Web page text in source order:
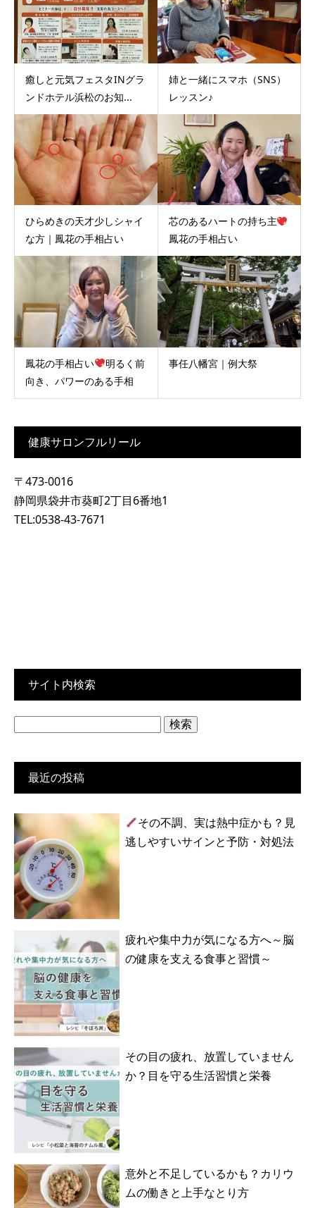
癒しと元気フェスタINグラ
ンドホテル浜松のお知...
姉と一緒にスマホ（SNS）
レッスン♪
ひらめきの天才少しシャイ
な方｜鳳花の手相占い
芯のあるハートの持ち主
鳳花の手相占い
鳳花の手相占い
明るく前
向き、パワーのある手相
事任八幡宮｜例大祭
健康サロンフルリール
〒473-0016
静岡県袋井市葵町2丁目6番地1
TEL:0538-43-7671
サイト内検索
最近の投稿
その不調、実は熱中症かも？見
逃しやすいサインと予防・対処法
疲れや集中力が気になる方へ～脳
の健康を支える食事と習慣～
その目の疲れ、放置していません
か？目を守る生活習慣と栄養
意外と不足しているかも？カリウ
ムの働きと上手なとり方